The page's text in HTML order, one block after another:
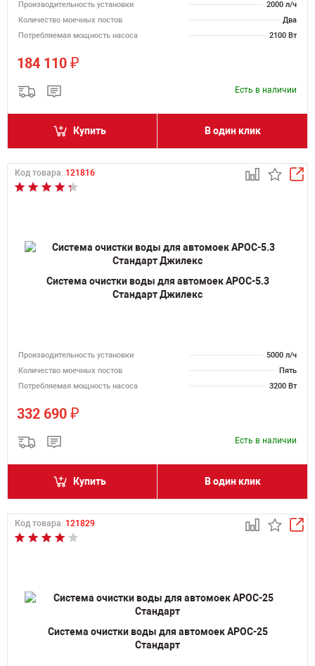
Производительность установки
2000 л/ч
Количество моечных постов
Два
Потребляемая мощность насоса
2100 Вт
184 110 ₽
Есть в наличии
Купить В один клик
Код товара: 121816
Система очистки воды для автомоек АРОС-5.3
Стандарт Джилекс
Производительность установки
5000 л/ч
Количество моечных постов
Пять
Потребляемая мощность насоса
3200 Вт
332 690 ₽
Есть в наличии
Купить В один клик
Код товара: 121829
Система очистки воды для автомоек АРОС-25
Стандарт